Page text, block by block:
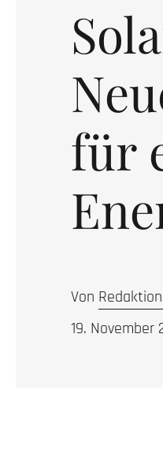
für
Von
19. November